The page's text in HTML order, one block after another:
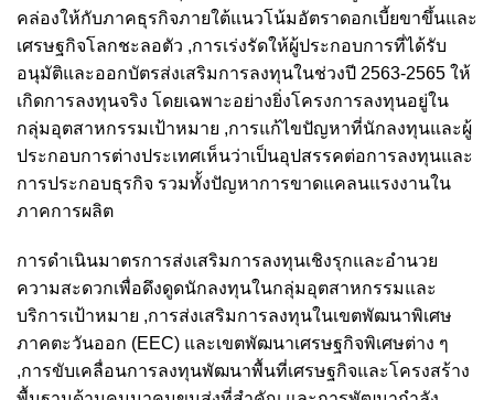
คล่องให้กับภาคธุรกิจภายใต้แนวโน้มอัตราดอกเบี้ยขาขึ้นและ
เศรษฐกิจโลกชะลอตัว ,การเร่งรัดให้ผู้ประกอบการที่ได้รับ
อนุมัติและออกบัตรส่งเสริมการลงทุนในช่วงปี 2563-2565 ให้
เกิดการลงทุนจริง โดยเฉพาะอย่างยิ่งโครงการลงทุนอยู่ใน
กลุ่มอุตสาหกรรมเป้าหมาย ,การแก้ไขปัญหาที่นักลงทุนและผู้
ประกอบการต่างประเทศเห็นว่าเป็นอุปสรรคต่อการลงทุนและ
การประกอบธุรกิจ รวมทั้งปัญหาการขาดแคลนแรงงานใน
ภาคการผลิต
การดำเนินมาตรการส่งเสริมการลงทุนเชิงรุกและอำนวย
ความสะดวกเพื่อดึงดูดนักลงทุนในกลุ่มอุตสาหกรรมและ
บริการเป้าหมาย ,การส่งเสริมการลงทุนในเขตพัฒนาพิเศษ
ภาคตะวันออก (EEC) และเขตพัฒนาเศรษฐกิจพิเศษต่าง ๆ
,การขับเคลื่อนการลงทุนพัฒนาพื้นที่เศรษฐกิจและโครงสร้าง